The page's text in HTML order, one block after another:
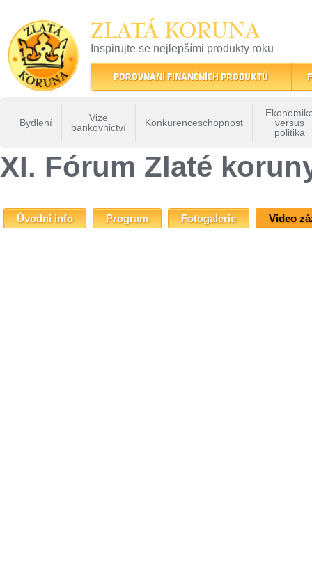
ZLATÁ KORUNA
Inspirujte se nejlepšími produkty roku
22 let tradice a kvality na finančním trhu
POROVNÁNÍ FINANČNÍCH PRODUKTŮ
Bydlení
Vize
bankovnictví
Konkurenceschopnost
versus
politika
» XI. Fórum Zlaté
XI. Fórum Zlaté
Úvodní info Program Fotogalerie Video